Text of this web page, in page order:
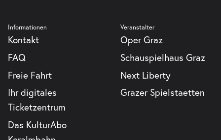
Informationen
Kontakt
FAQ
Freie Fahrt
Ihr digitales
Ticketzentrum
Das KulturAbo
Veranstalter
Oper Graz
Schauspielhaus Graz
Next Liberty
Grazer Spielstaetten